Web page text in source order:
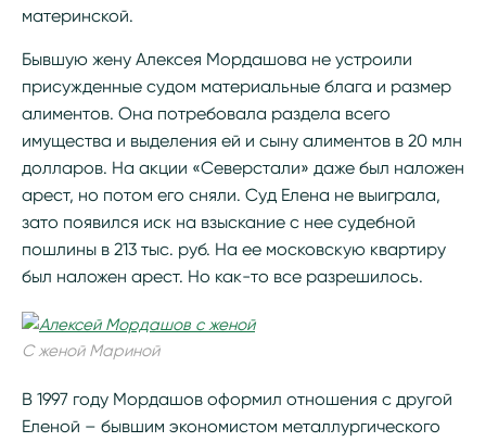
материнской.
Бывшую жену Алексея Мордашова не устроили
присужденные судом материальные блага и размер
алиментов. Она потребовала раздела всего
имущества и выделения ей и сыну алиментов в 20 млн
долларов. На акции «Северстали» даже был наложен
арест, но потом его сняли. Суд Елена не выиграла,
зато появился иск на взыскание с нее судебной
пошлины в 213 тыс. руб. На ее московскую квартиру
был наложен арест. Но как-то все разрешилось.
С женой Мариной
В 1997 году Мордашов оформил отношения с другой
Еленой – бывшим экономистом металлургического